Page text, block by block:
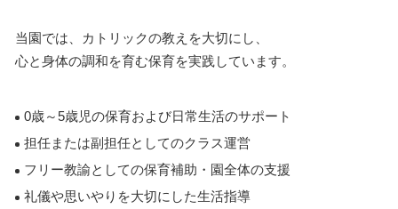
当園では、カトリックの教えを大切にし、
心と身体の調和を育む保育を実践しています。
0歳～5歳児の保育および日常生活のサポート
担任または副担任としてのクラス運営
フリー教諭としての保育補助・園全体の支援
礼儀や思いやりを大切にした生活指導